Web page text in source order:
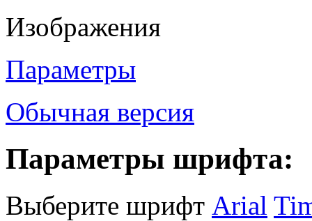
Изображения
Параметры
Обычная версия
Параметры шрифта:
Выберите шрифт Arial